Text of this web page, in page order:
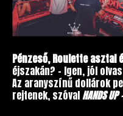
Pénzeső, Roulette asztal
éjszakán? – Igen, jól
Az aranyszínű dollárok
rejtenek, szóvalHANDS UP